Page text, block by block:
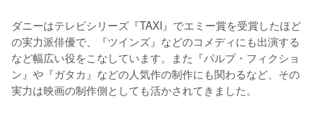
ダニーはテレビシリーズ『TAXI』でエミー賞を受賞したほど
の実力派俳優で、『ツインズ』などのコメディにも出演する
など幅広い役をこなしています。また『パルプ・フィクショ
ン』や『ガタカ』などの人気作の制作にも関わるなど、その
実力は映画の制作側としても活かされてきました。